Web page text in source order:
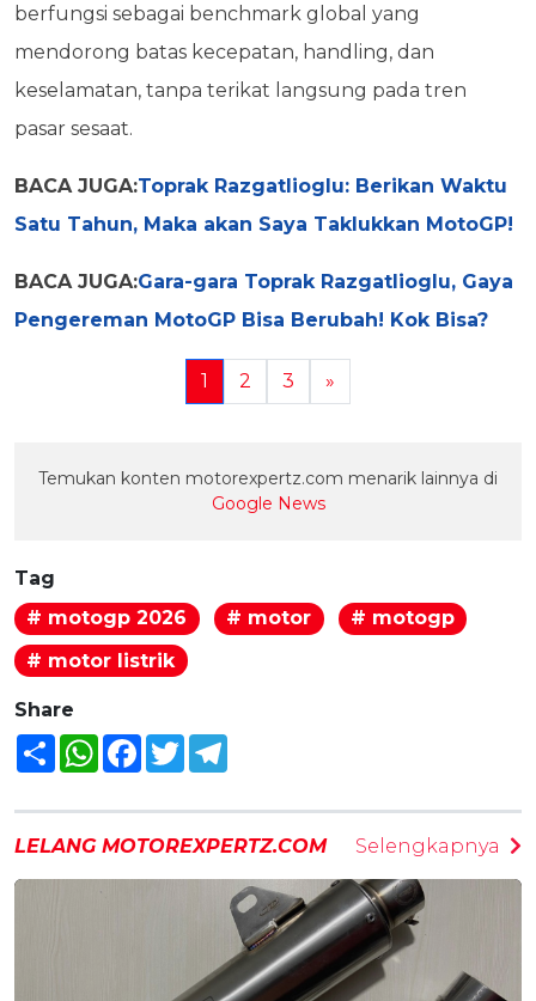
berfungsi sebagai benchmark global yang
mendorong batas kecepatan, handling, dan
keselamatan, tanpa terikat langsung pada tren
pasar sesaat.
BACA JUGA:Toprak Razgatlioglu: Berikan Waktu
Satu Tahun, Maka akan Saya Taklukkan MotoGP!
BACA JUGA:Gara-gara Toprak Razgatlioglu, Gaya
Pengereman MotoGP Bisa Berubah! Kok Bisa?
1 2 3 »
Temukan konten motorexpertz.com menarik lainnya di
Google News
Tag
# motogp 2026
# motor
# motogp
# motor listrik
Share
Share WhatsAppFacebook
Twitter
LELANG MOTOREXPERTZ.COM Selengkapnya